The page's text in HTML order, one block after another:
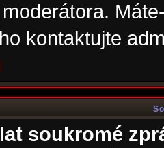
kontaktujte
soukromé